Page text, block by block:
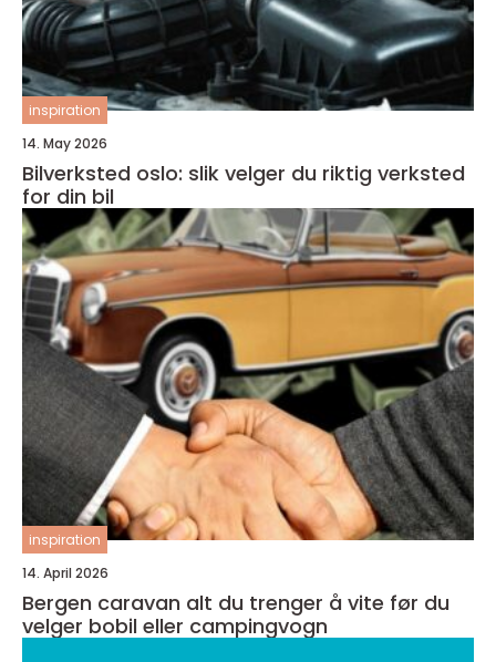
inspiration
14. May 2026
Bilverksted oslo: slik velger du riktig verksted
for din bil
inspiration
14. April 2026
Bergen caravan alt du trenger å vite før du
velger bobil eller campingvogn